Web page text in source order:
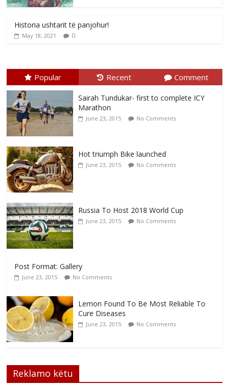
Historia ushtarit të panjohur!
May 18, 2021 0
Popular Recent Comment
Sairah Tundukar- first to complete ICY
Marathon
June 23, 2015 No Comments
Hot triumph Bike launched
June 23, 2015 No Comments
Russia To Host 2018 World Cup
June 23, 2015 No Comments
Post Format: Gallery
June 23, 2015 No Comments
Lemon Found To Be Most Reliable To
Cure Diseases
June 23, 2015 No Comments
Reklamo këtu